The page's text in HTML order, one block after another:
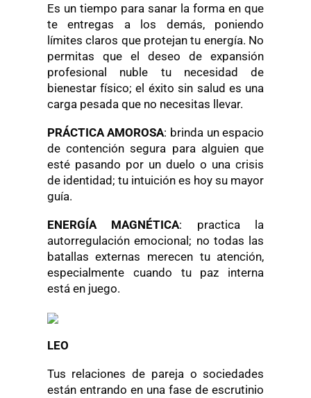
Es un tiempo para sanar la forma en que
te entregas a los demás, poniendo
límites claros que protejan tu energía. No
permitas que el deseo de expansión
profesional nuble tu necesidad de
bienestar físico; el éxito sin salud es una
carga pesada que no necesitas llevar.
PRÁCTICA AMOROSA: brinda un espacio
de contención segura para alguien que
esté pasando por un duelo o una crisis
de identidad; tu intuición es hoy su mayor
guía.
ENERGÍA MAGNÉTICA: practica la
autorregulación emocional; no todas las
batallas externas merecen tu atención,
especialmente cuando tu paz interna
está en juego.
LEO
Tus relaciones de pareja o sociedades
están entrando en una fase de escrutinio